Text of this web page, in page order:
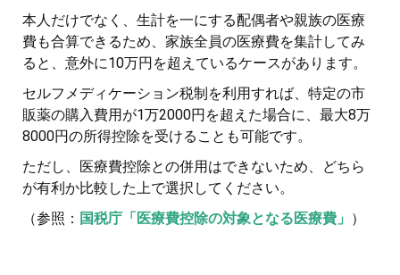
本人だけでなく、生計を一にする配偶者や親族の医療
費も合算できるため、家族全員の医療費を集計してみ
ると、意外に10万円を超えているケースがあります。
セルフメディケーション税制を利用すれば、特定の市
販薬の購入費用が1万2000円を超えた場合に、最大8万
8000円の所得控除を受けることも可能です。
ただし、医療費控除との併用はできないため、どちら
が有利か比較した上で選択してください。
（参照： 国税庁「医療費控除の対象となる医療費」 ）